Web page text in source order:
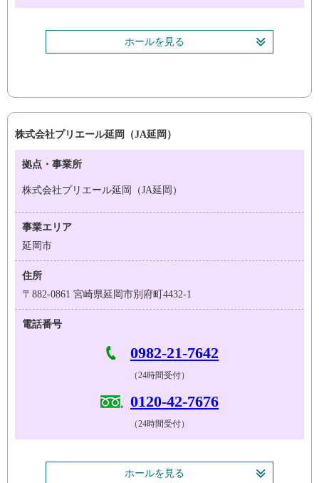
ホールを見る
株式会社プリエール延岡（JA延岡）
拠点・事業所
株式会社プリエール延岡（JA延岡）
事業エリア
延岡市
住所
〒882-0861 宮崎県延岡市別府町4432-1
電話番号
0982-21-7642
（24時間受付）
0120-42-7676
（24時間受付）
ホールを見る